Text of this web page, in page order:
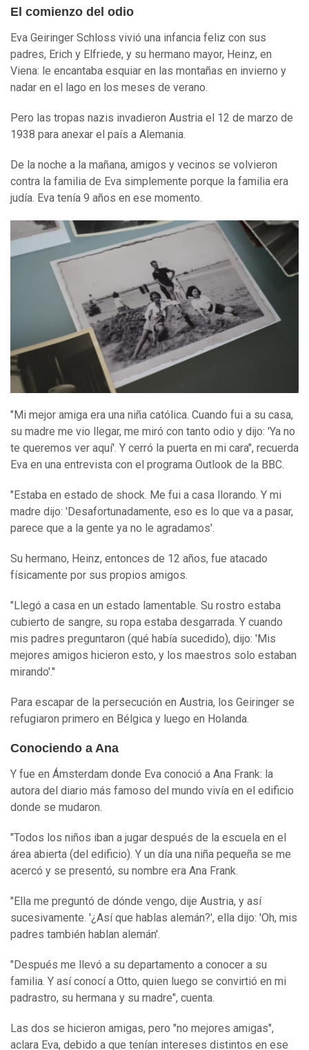
El comienzo del odio
Eva Geiringer Schloss vivió una infancia feliz con sus
padres, Erich y Elfriede, y su hermano mayor, Heinz, en
Viena: le encantaba esquiar en las montañas en invierno y
nadar en el lago en los meses de verano.
Pero las tropas nazis invadieron Austria el 12 de marzo de
1938 para anexar el país a Alemania.
De la noche a la mañana, amigos y vecinos se volvieron
contra la familia de Eva simplemente porque la familia era
judía. Eva tenía 9 años en ese momento.
"Mi mejor amiga era una niña católica. Cuando fui a su casa,
su madre me vio llegar, me miró con tanto odio y dijo: 'Ya no
te queremos ver aquí'. Y cerró la puerta en mi cara", recuerda
Eva en una entrevista con el programa Outlook de la BBC.
"Estaba en estado de shock. Me fui a casa llorando. Y mi
madre dijo: 'Desafortunadamente, eso es lo que va a pasar,
parece que a la gente ya no le agradamos'.
Su hermano, Heinz, entonces de 12 años, fue atacado
físicamente por sus propios amigos.
"Llegó a casa en un estado lamentable. Su rostro estaba
cubierto de sangre, su ropa estaba desgarrada. Y cuando
mis padres preguntaron (qué había sucedido), dijo: 'Mis
mejores amigos hicieron esto, y los maestros solo estaban
mirando'."
Para escapar de la persecución en Austria, los Geiringer se
refugiaron primero en Bélgica y luego en Holanda.
Conociendo a Ana
Y fue en Ámsterdam donde Eva conoció a Ana Frank: la
autora del diario más famoso del mundo vivía en el edificio
donde se mudaron.
"Todos los niños iban a jugar después de la escuela en el
área abierta (del edificio). Y un día una niña pequeña se me
acercó y se presentó, su nombre era Ana Frank.
"Ella me preguntó de dónde vengo, dije Austria, y así
sucesivamente. '¿Así que hablas alemán?', ella dijo: 'Oh, mis
padres también hablan alemán'.
"Después me llevó a su departamento a conocer a su
familia. Y así conocí a Otto, quien luego se convirtió en mi
padrastro, su hermana y su madre", cuenta.
Las dos se hicieron amigas, pero "no mejores amigas",
aclara Eva, debido a que tenían intereses distintos en ese